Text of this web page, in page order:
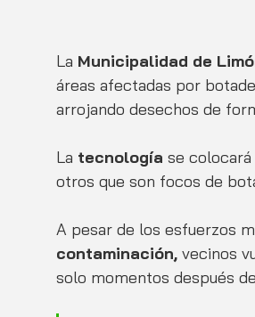
La Municipalidad de
áreas afectadas por
arrojando desechos de
La tecnología se colocará
otros que son focos de
A pesar de los esfuerzos
contaminación, vecinos
solo momentos después